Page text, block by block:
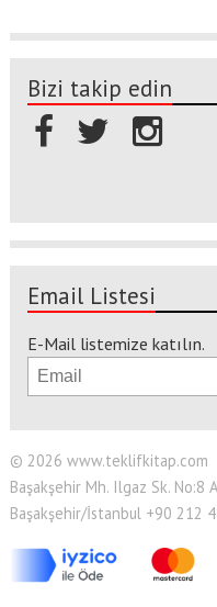
Bizi takip edin
Email Listesi
E-Mail listemize katılın.
© 2026 www.teklifkitap.com
Başakşehir Mh. Ilgaz Sk. No:8
Başakşehir/İstanbul +90 212